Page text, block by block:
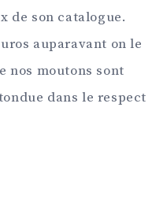
de son catalogue.
auparavant on le
nos moutons sont
dans le respect